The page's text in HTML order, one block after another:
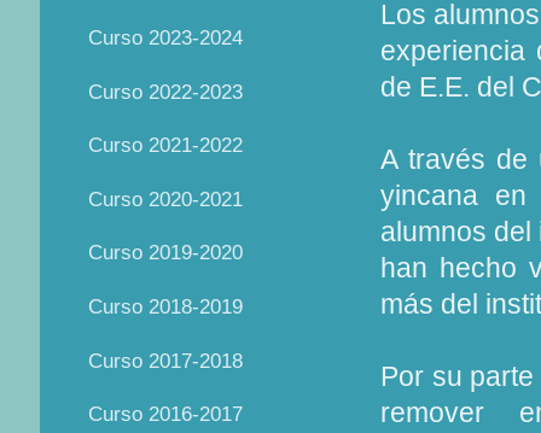
Los
experiencia
de E.E. del
A través de
yincana
alumnos
han hecho
más del
Por su
remover
Curso 2023-2024
Curso 2022-2023
Curso 2021-2022
Curso 2020-2021
Curso 2019-2020
Curso 2018-2019
Curso 2017-2018
Curso 2016-2017